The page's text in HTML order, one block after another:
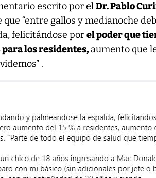
escrito por elDr. Pablo
“entre gallos y medianoche
felicitándose porel poder que
los residentes,aumento que
.